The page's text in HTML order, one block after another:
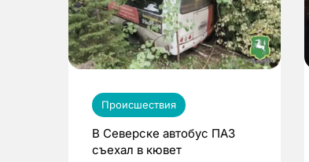
Происшествия
В Северске автобус ПАЗ
съехал в кювет